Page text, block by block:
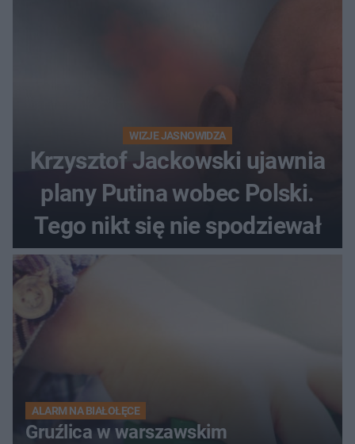
WIZJE JASNOWIDZA
Krzysztof Jackowski ujawnia
plany Putina wobec Polski.
Tego nikt się nie spodziewał
ALARM NA BIAŁOŁĘCE
Gruźlica w warszawskim